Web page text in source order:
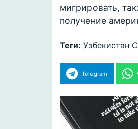
мигрировать,
получение
Теги: Узбекистан
Telegram